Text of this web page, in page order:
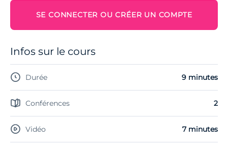
SE CONNECTER OU CRÉER UN COMPTE
Infos sur le cours
Durée 9 minutes
Conférences 2
Vidéo 7 minutes